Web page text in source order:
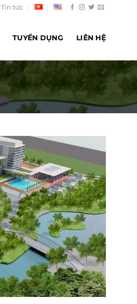
Tin tức
TUYỂN DỤNG LIÊN HỆ